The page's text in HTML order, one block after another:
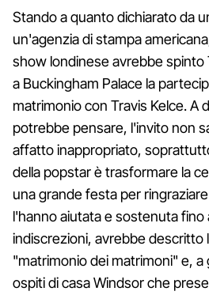
Stando a quanto dichiarato da
un'agenzia di stampa
show londinese avrebbe spinto
a Buckingham Palace la
matrimonio con Travis Kelce. A
potrebbe pensare, l'invito non
affatto inappropriato,
della popstar è trasformare la
una grande festa per
l'hanno aiutata e sostenuta fino
indiscrezioni, avrebbe descritto
"matrimonio dei matrimoni" e, a
ospiti di casa Windsor che